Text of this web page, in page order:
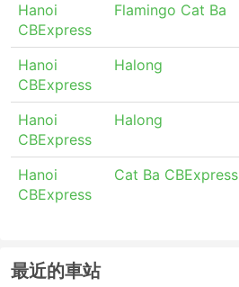
Hanoi
CBExpress
Flamingo Cat Ba
Hanoi
CBExpress
Halong
Hanoi
CBExpress
Halong
Hanoi
CBExpress
Cat Ba CBExpress
最近的車站